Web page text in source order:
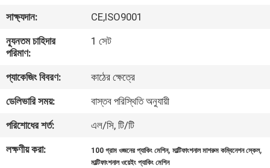
ফ্যাক্টরি
ট্যুর
মান
নিয়ন্ত্রণ
আমাদের
সাক্ষ্যদান:
CE,ISO9001
ন্যূনতম চাহিদার
পরিমাণ:
1 সেট
প্যাকেজিং বিবরণ:
কাঠের ক্ষেত্রে
ডেলিভারি সময়:
বাস্তব পরিস্থিতি অনুযায়ী
পরিশোধের শর্ত:
এল/সি, টি/টি
লক্ষণীয় করা:
100 গ্রাম ওজনের প্যাকিং মেশিন,মাল্টিফাংশনাল মাশরুম কম্বিনেশন স্কেল,
মাল্টিফাংশনাল ওয়েইং প্যাকিং মেশিন